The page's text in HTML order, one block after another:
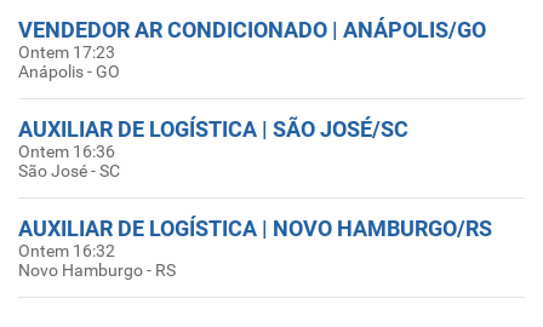
VENDEDOR AR CONDICIONADO | ANÁPOLIS/GO
Ontem 17:23
Anápolis - GO
AUXILIAR DE LOGÍSTICA | SÃO JOSÉ/SC
Ontem 16:36
São José - SC
AUXILIAR DE LOGÍSTICA | NOVO HAMBURGO/RS
Ontem 16:32
Novo Hamburgo - RS